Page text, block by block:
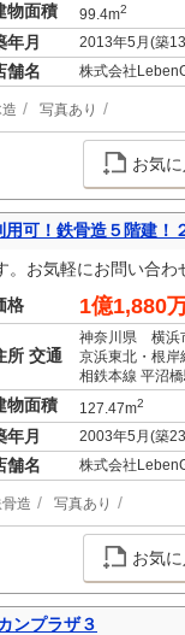
物面積 99.4m2
年月 2013年5月(築
舗名 株式会社
写真あり
お気
可！鉄骨造５階建！
お気軽にお問い合わ
格
1億1,880
所 交通
神奈川県 横浜
京浜東北・根岸
相鉄本線 平沼
物面積 127.47m2
年月 2003年5月(築
舗名 株式会社
造 写真あり
お気
ンプラザ３